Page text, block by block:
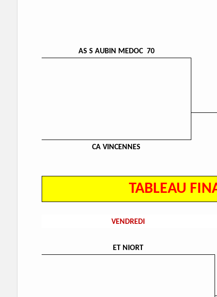
AS S AUBIN MEDOC 70
CA VINCENNES
TABLEAU
VENDREDI
ET NIORT